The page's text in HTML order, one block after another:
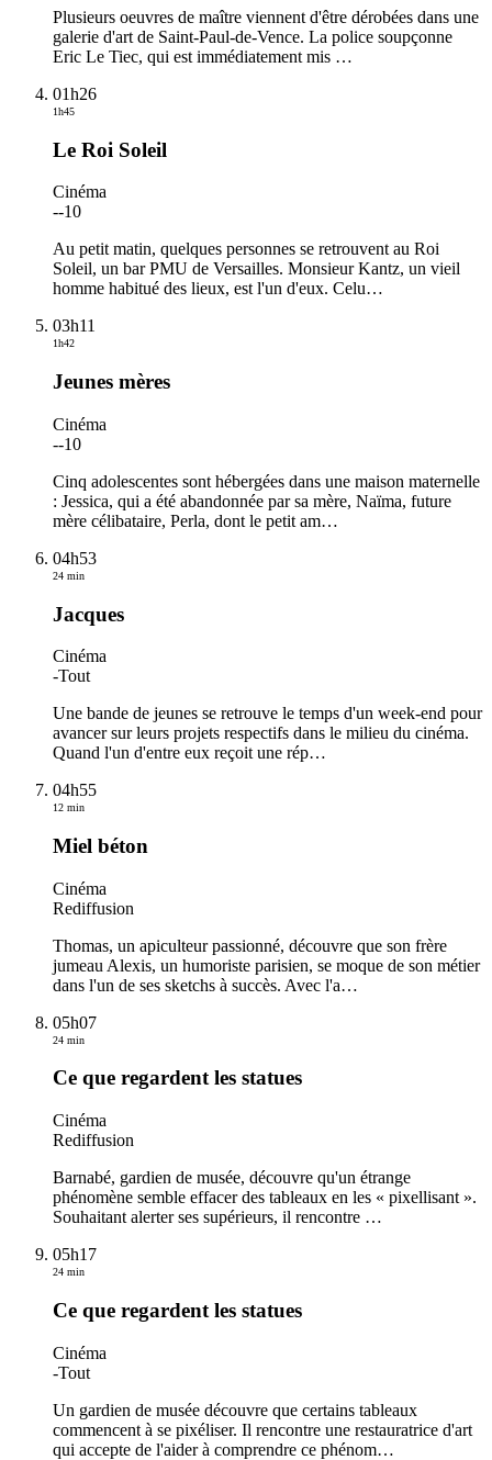
Plusieurs oeuvres de maître viennent d'être dérobées dans une
galerie d'art de Saint-Paul-de-Vence. La police soupçonne
Eric Le Tiec, qui est immédiatement mis …
01h26
1h45
Le Roi Soleil
Cinéma
--10
Au petit matin, quelques personnes se retrouvent au Roi
Soleil, un bar PMU de Versailles. Monsieur Kantz, un vieil
homme habitué des lieux, est l'un d'eux. Celu…
03h11
1h42
Jeunes mères
Cinéma
--10
Cinq adolescentes sont hébergées dans une maison maternelle
: Jessica, qui a été abandonnée par sa mère, Naïma, future
mère célibataire, Perla, dont le petit am…
04h53
24 min
Jacques
Cinéma
-Tout
Une bande de jeunes se retrouve le temps d'un week-end pour
avancer sur leurs projets respectifs dans le milieu du cinéma.
Quand l'un d'entre eux reçoit une rép…
04h55
12 min
Miel béton
Cinéma
Rediffusion
Thomas, un apiculteur passionné, découvre que son frère
jumeau Alexis, un humoriste parisien, se moque de son métier
dans l'un de ses sketchs à succès. Avec l'a…
05h07
24 min
Ce que regardent les statues
Cinéma
Rediffusion
Barnabé, gardien de musée, découvre qu'un étrange
phénomène semble effacer des tableaux en les « pixellisant ».
Souhaitant alerter ses supérieurs, il rencontre …
05h17
24 min
Ce que regardent les statues
Cinéma
-Tout
Un gardien de musée découvre que certains tableaux
commencent à se pixéliser. Il rencontre une restauratrice d'art
qui accepte de l'aider à comprendre ce phénom…